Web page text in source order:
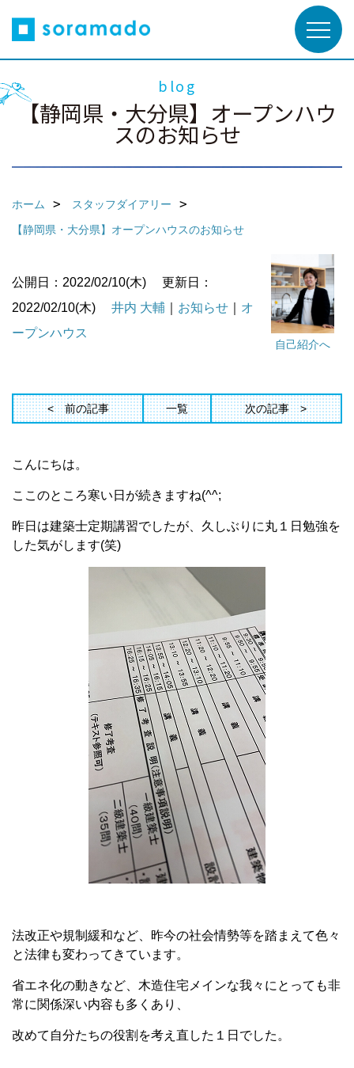
blog
【静岡県・大分県】オープンハウ
スのお知らせ
ホーム
スタッフダイアリー
【静岡県・大分県】オープンハウスのお知らせ
自己紹介へ
公開日：2022/02/10(木)
更新日：
2022/02/10(木)
井内 大輔 お知らせ
オ
ープンハウス
前の記事 一覧 次の記事
こんにちは。
ここのところ寒い日が続きますね(^^;
昨日は建築士定期講習でしたが、久しぶりに丸１日勉強を
した気がします(笑)
法改正や規制緩和など、昨今の社会情勢等を踏まえて色々
と法律も変わってきています。
省エネ化の動きなど、木造住宅メインな我々にとっても非
常に関係深い内容も多くあり、
改めて自分たちの役割を考え直した１日でした。